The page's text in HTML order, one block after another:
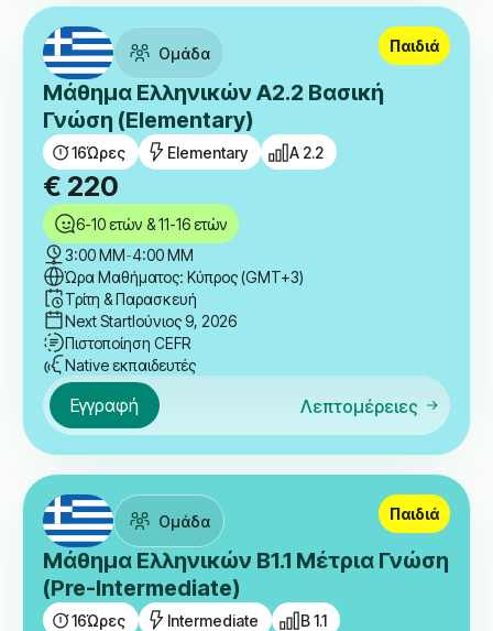
Ομάδα
Μάθημα Ελληνικών A2.2 Βασική
Γνώση (Elementary)
16Ώρες Elementary A 2.2
Παιδιά
€ 220
6-10 ετών & 11-16 ετών
3:00 ΜΜ-4:00 ΜΜ
Ώρα Μαθήματος: Κύπρος (GMT+3)
Τρίτη & Παρασκευή
Next StartΙούνιος 9, 2026
Πιστοποίηση CEFR
Native εκπαιδευτές
Εγγραφή Λεπτομέρειες
Ομάδα
Μάθημα Ελληνικών B1.1 Μέτρια Γνώση
(Pre-Intermediate)
16Ώρες Intermediate B 1.1
Παιδιά